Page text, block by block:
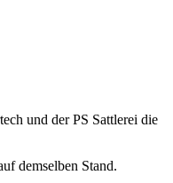
und der PS Sattlerei die
demselben Stand.